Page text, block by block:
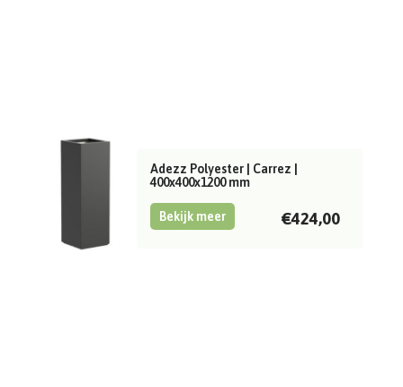
Adezz Polyester | Carrez |
400x400x1200 mm
Bekijk meer €424,00